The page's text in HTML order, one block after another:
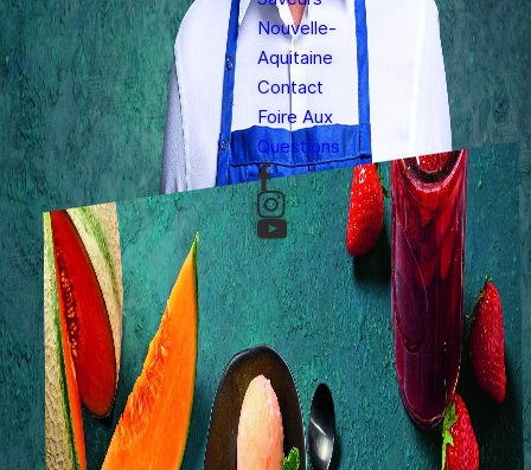
Nouvelle-
Aquitaine
Contact
Foire Aux
Questions